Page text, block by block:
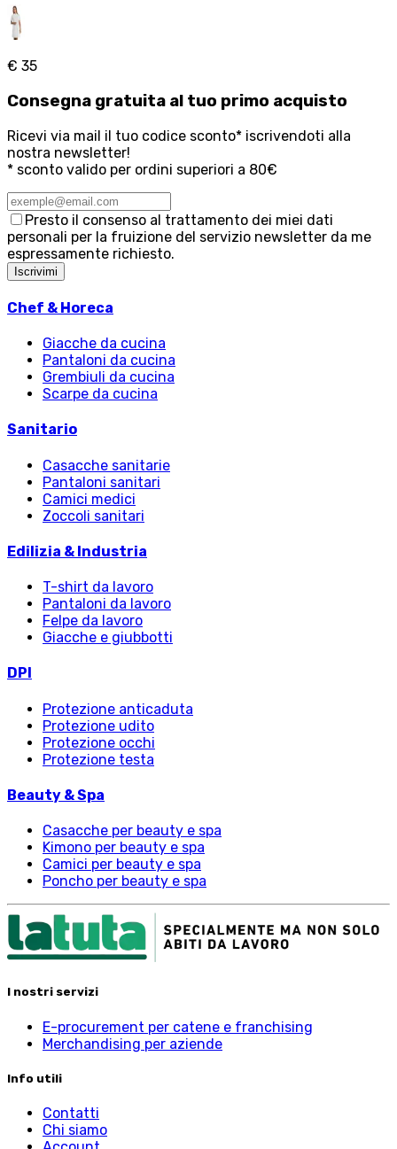
€ 35
Consegna gratuita al tuo primo acquisto
Ricevi via mail il tuo codice sconto* iscrivendoti alla
nostra newsletter!
* sconto valido per ordini superiori a 80€
Presto il consenso al trattamento dei miei dati
personali per la fruizione del servizio newsletter da me
espressamente richiesto.
Iscrivimi
Chef & Horeca
Giacche da cucina
Pantaloni da cucina
Grembiuli da cucina
Scarpe da cucina
Sanitario
Casacche sanitarie
Pantaloni sanitari
Camici medici
Zoccoli sanitari
Edilizia & Industria
T-shirt da lavoro
Pantaloni da lavoro
Felpe da lavoro
Giacche e giubbotti
DPI
Protezione anticaduta
Protezione udito
Protezione occhi
Protezione testa
Beauty & Spa
Casacche per beauty e spa
Kimono per beauty e spa
Camici per beauty e spa
Poncho per beauty e spa
I nostri servizi
E-procurement per catene e franchising
Merchandising per aziende
Info utili
Contatti
Chi siamo